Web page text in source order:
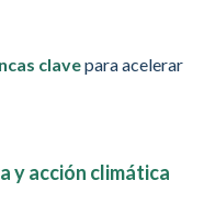
clavepara acelerar
y acción climática